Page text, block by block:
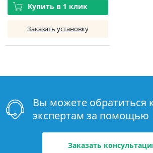
Купить в 1 клик
Заказать установку
Вы можете обратиться
экспертам за помощью
Заказать